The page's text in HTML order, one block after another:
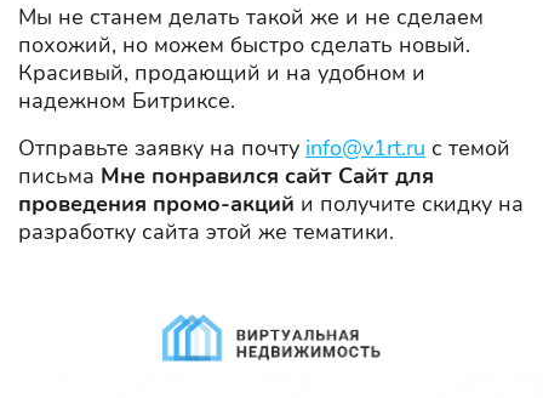
Мы не станем делать такой же и не сделаем
похожий, но можем быстро сделать новый.
Красивый, продающий и на удобном и
надежном Битриксе.
Отправьте заявку на почту info@v1rt.ru с темой
письма Мне понравился сайт Сайт для
проведения промо-акций и получите скидку на
разработку сайта этой же тематики.